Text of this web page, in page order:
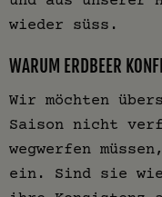
wieder süss.
WARUM ERDBEER
Wir möchten
Saison nicht
wegwerfen
ein. Sind sie